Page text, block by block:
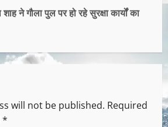
शाह ने गौला पुल पर हो रहे सुरक्षा कार्यों का
will not be published. Required
*